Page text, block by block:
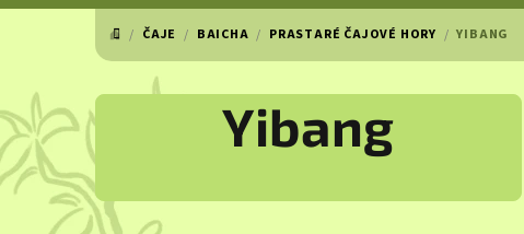
DOMŮ
/ ČAJE / BAICHA / PRASTARÉ ČAJOVÉ HORY / YIBANG
Yibang